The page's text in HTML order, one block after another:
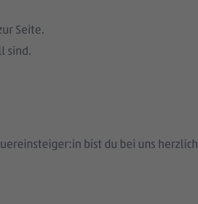
Seite.
sind.
bist du bei uns herzlich